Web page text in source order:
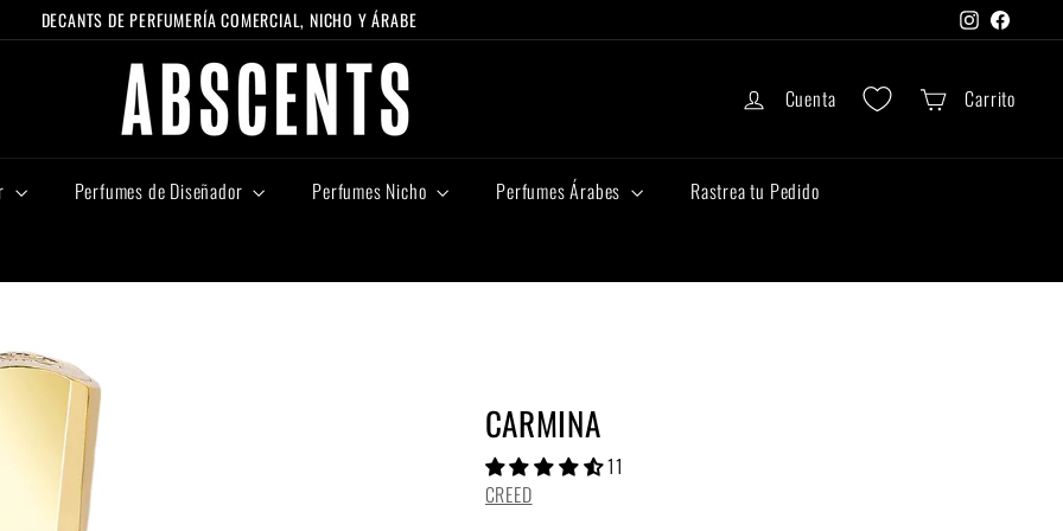
diapositivas
pausa
DECANTS DE PERFUMERÍA COMERCIAL, NICHO Y ÁRABE Instagram
A
B
S
C
S
Cuenta Carrito
Perfumes de Diseñador Perfumes Nicho Perfumes Árabes Rastrea tu Pedido
CARMINA
11
CREED